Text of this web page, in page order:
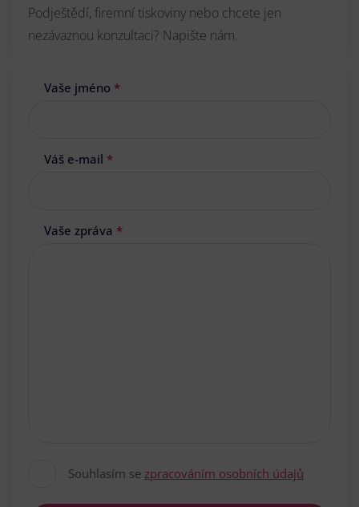
Podještědí, firemní tiskoviny nebo chcete jen
nezávaznou konzultaci? Napište nám.
Vaše jméno *
Váš e-mail *
Vaše zpráva *
Souhlasím se zpracováním osobních údajů